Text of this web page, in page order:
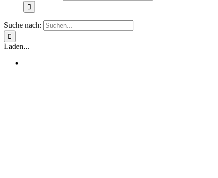
Suche nach:
Laden...